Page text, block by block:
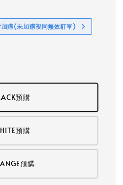
購(未加購視同無效訂單)
預購
預購
預購